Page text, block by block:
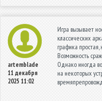
artemblade
11 декабря
2025 11:02
Игра вызывает
классических
графика простая,
Возможность
Однако иногда
на некоторых